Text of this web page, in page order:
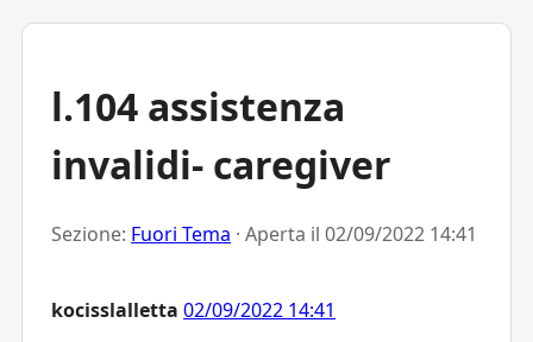
l.104 assistenza
invalidi- caregiver
Sezione: Fuori Tema · Aperta il 02/09/2022 14:41
kocisslalletta 02/09/2022 14:41